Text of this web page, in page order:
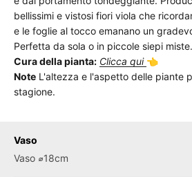
bellissimi e vistosi fiori viola che
e le foglie al tocco emanano un
Perfetta da sola o in piccole siepi miste.
Cura della pianta: Clicca qui 👈
Note L'altezza e l'aspetto delle piante
stagione.
Vaso
Vaso ⌀18cm